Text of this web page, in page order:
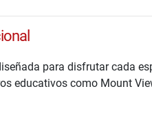
para disfrutar cada
educativos como Mount